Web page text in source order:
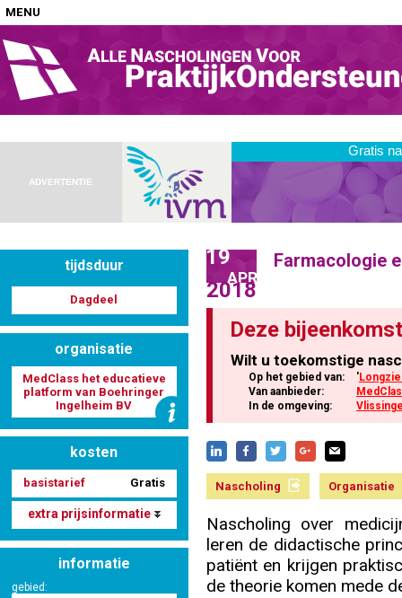
MENU
Home
Nascholingen op locatie (agenda)
Nascholingen online (elearning)
Nascholingen op aanvraag (in-company)
Nascholing aanmelden
Zoek op kaart
ADVERTENTIE
tijdsduur
Dagdeel
organisatie
MedClass het educatieve
platform van Boehringer
Ingelheim BV
kosten
basistarief Gratis
extra prijsinformatie
informatie
gebied:
19
APR
2018
Farmacologie
Deze
Wilt u toekomstige
Op het gebied van: '
Van aanbieder:
In de omgeving:
Nascholing Organisatie
Nascholing over
leren de didactische
patiënt en krijgen
de theorie komen mede